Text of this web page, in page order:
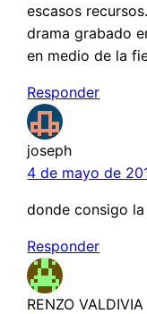
escasos
drama grabado
en medio de la
Responder
joseph
4 de mayo de
donde consigo la
Responder
RENZO VALDIVIA